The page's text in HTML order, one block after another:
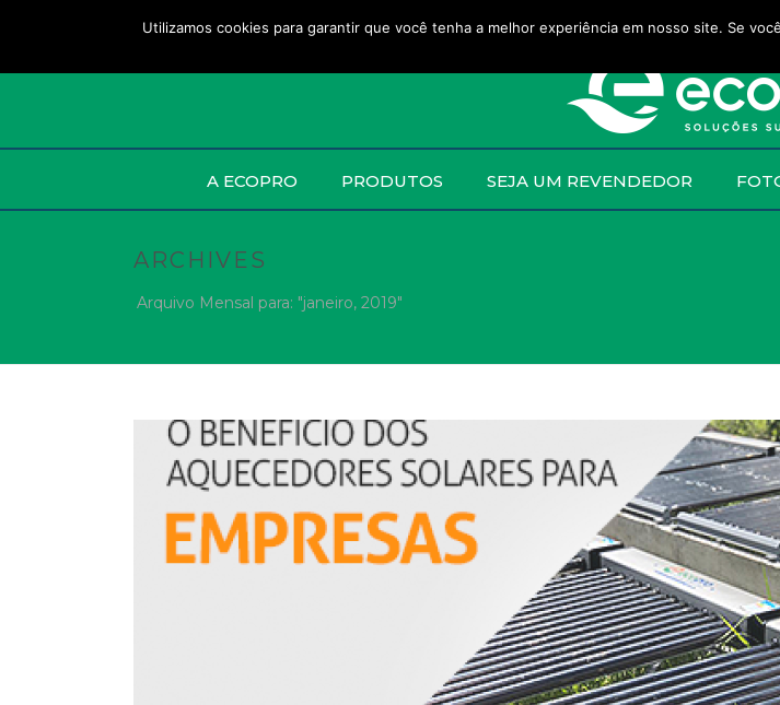
A ECOPRO PRODUTOS SEJA UM REVENDEDOR
ARCHIVES
Arquivo Mensal para: "janeiro, 2019"
Utilizamos cookies para garantir que você tenha a melhor experiência em nosso site. Se